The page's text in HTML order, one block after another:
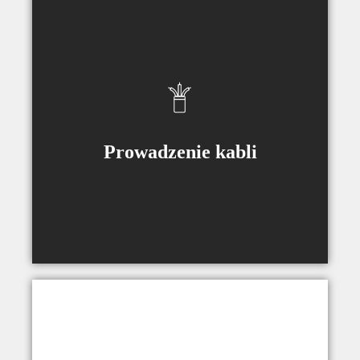
Prowadzenie kabli
HDMI.